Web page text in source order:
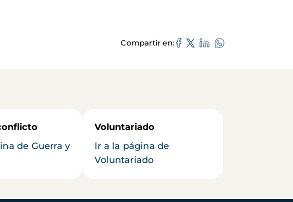
Compartir en
de Guerra y
Voluntariado
Ir a la página de
Voluntariado